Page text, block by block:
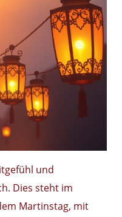
und
Dies steht im
Martinstag, mit